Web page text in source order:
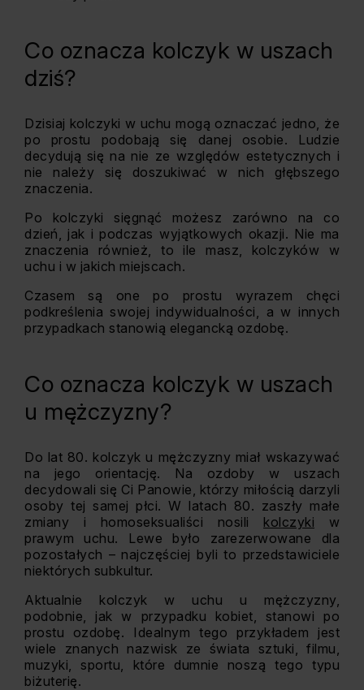
Co oznacza kolczyk w uszach
dziś?
Dzisiaj kolczyki w uchu mogą oznaczać jedno, że
po prostu podobają się danej osobie. Ludzie
decydują się na nie ze względów estetycznych i
nie należy się doszukiwać w nich głębszego
znaczenia.
Po kolczyki sięgnąć możesz zarówno na co
dzień, jak i podczas wyjątkowych okazji. Nie ma
znaczenia również, to ile masz, kolczyków w
uchu i w jakich miejscach.
Czasem są one po prostu wyrazem chęci
podkreślenia swojej indywidualności, a w innych
przypadkach stanowią elegancką ozdobę.
Co oznacza kolczyk w uszach
u mężczyzny?
Do lat 80. kolczyk u mężczyzny miał wskazywać
na jego orientację. Na ozdoby w uszach
decydowali się Ci Panowie, którzy miłością darzyli
osoby tej samej płci. W latach 80. zaszły małe
zmiany i homoseksualiści nosili
kolczyki
w
prawym uchu. Lewe było zarezerwowane dla
pozostałych – najczęściej byli to przedstawiciele
niektórych subkultur.
Aktualnie kolczyk w uchu u mężczyzny,
podobnie, jak w przypadku kobiet, stanowi po
prostu ozdobę. Idealnym tego przykładem jest
wiele znanych nazwisk ze świata sztuki, filmu,
muzyki, sportu, które dumnie noszą tego typu
biżuterię.